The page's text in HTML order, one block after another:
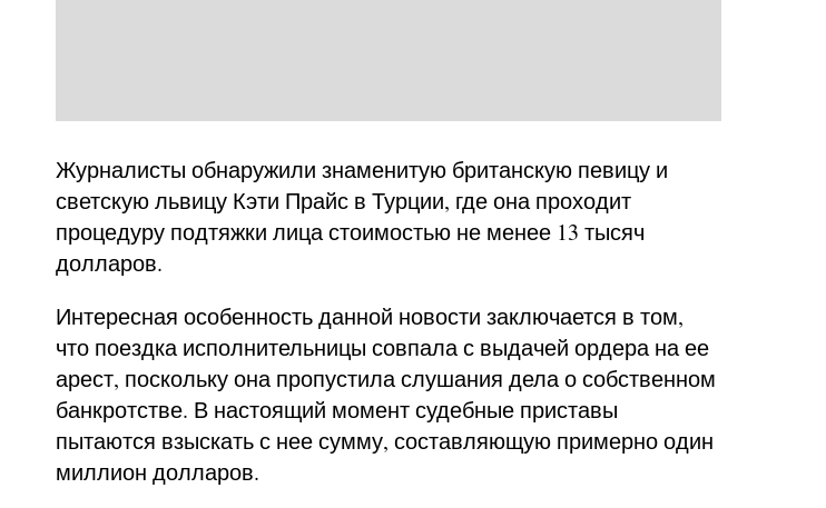
Журналисты обнаружили знаменитую британскую певицу и
светскую львицу Кэти Прайс в Турции, где она проходит
процедуру подтяжки лица стоимостью не менее 13 тысяч
долларов.
Интересная особенность данной новости заключается в том,
что поездка исполнительницы совпала с выдачей ордера на ее
арест, поскольку она пропустила слушания дела о собственном
банкротстве. В настоящий момент судебные приставы
пытаются взыскать с нее сумму, составляющую примерно один
миллион долларов.